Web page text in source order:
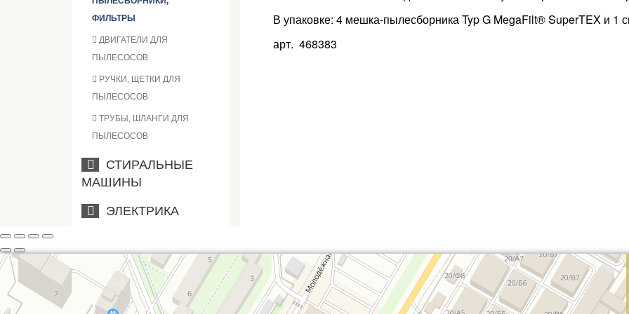
ФИЛЬТРЫ
ДВИГАТЕЛИ ДЛЯ
ПЫЛЕСОСОВ
РУЧКИ, ЩЕТКИ ДЛЯ
ПЫЛЕСОСОВ
ТРУБЫ, ШЛАНГИ ДЛЯ
ПЫЛЕСОСОВ
СТИРАЛЬНЫЕ
МАШИНЫ
ЭЛЕКТРИКА
В упаковке: 4 мешка-пылесборника Typ G MegaFilt® SuperTEX и 1
арт. 468383